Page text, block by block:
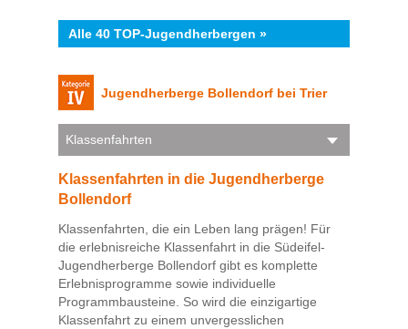
Alle 40 TOP-Jugendherbergen »
Jugendherberge Bollendorf bei Trier
Klassenfahrten
Klassenfahrten in die Jugendherberge
Bollendorf
Klassenfahrten, die ein Leben lang prägen! Für
die erlebnisreiche Klassenfahrt in die Südeifel-
Jugendherberge Bollendorf gibt es komplette
Erlebnisprogramme sowie individuelle
Programmbausteine. So wird die einzigartige
Klassenfahrt zu einem unvergesslichen